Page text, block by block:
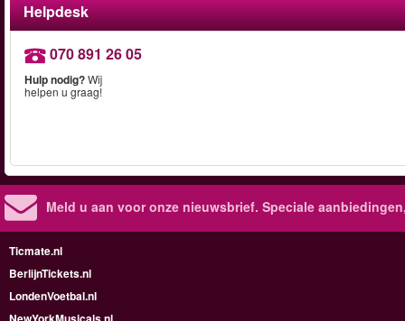
Helpdesk
070 891 26 05
Hulp nodig?Wij
helpen u graag!
Meld u aan voor onze nieuwsbrief. Speciale
Ticmate.nl
BerlijnTickets.nl
LondenVoetbal.nl